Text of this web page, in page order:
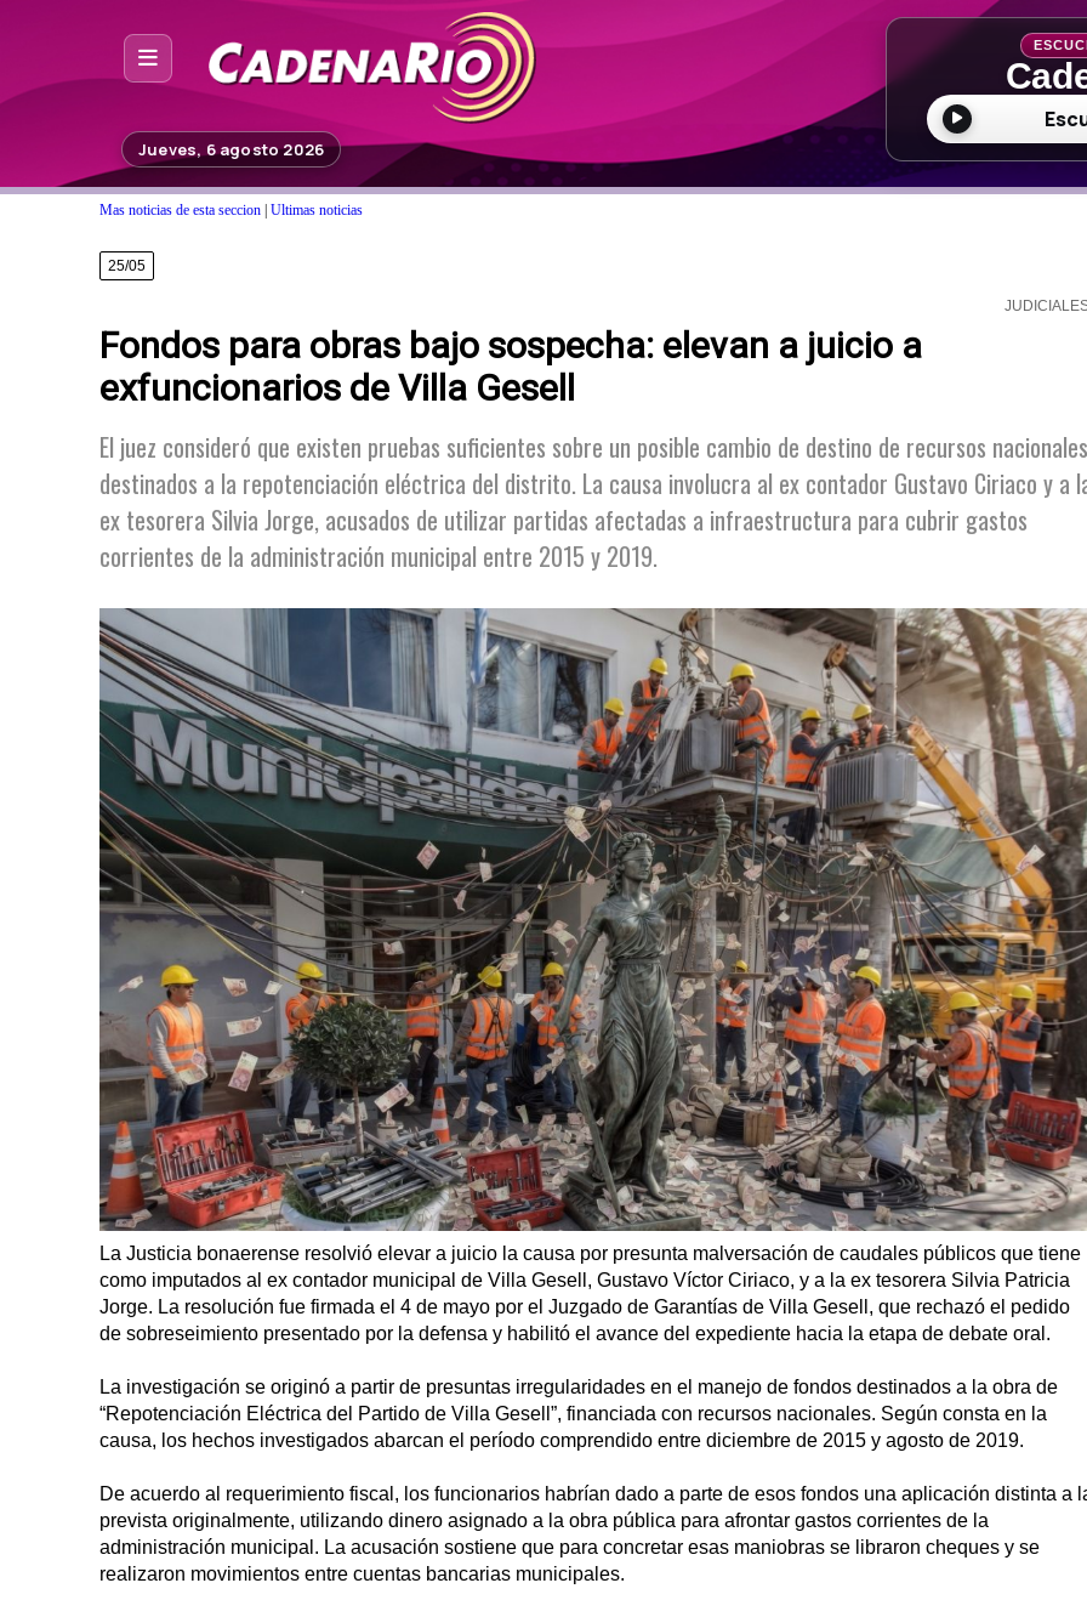
Noticias
Fuera de Foco
Programación
Contacto
Jueves, 6 agosto 2026
Mas noticias de esta seccion Ultimas noticias
25/05
Fondos para obras bajo sospecha: elevan a juicio a
exfuncionarios de Villa Gesell
El juez consideró que existen pruebas suficientes sobre un posible cambio de destino de recursos nacionales
destinados a la repotenciación eléctrica del distrito. La causa involucra al ex contador Gustavo Ciriaco y a
ex tesorera Silvia Jorge, acusados de utilizar partidas afectadas a infraestructura para cubrir gastos
corrientes de la administración municipal entre 2015 y 2019.
La Justicia bonaerense resolvió elevar a juicio la causa por presunta malversación de caudales públicos que tiene
como imputados al ex contador municipal de Villa Gesell, Gustavo Víctor Ciriaco, y a la ex tesorera Silvia Patricia
Jorge. La resolución fue firmada el 4 de mayo por el Juzgado de Garantías de Villa Gesell, que rechazó el pedido
de sobreseimiento presentado por la defensa y habilitó el avance del expediente hacia la etapa de debate oral.
La investigación se originó a partir de presuntas irregularidades en el manejo de fondos destinados a la obra de
“Repotenciación Eléctrica del Partido de Villa Gesell”, financiada con recursos nacionales. Según consta en la
causa, los hechos investigados abarcan el período comprendido entre diciembre de 2015 y agosto de 2019.
De acuerdo al requerimiento fiscal, los funcionarios habrían dado a parte de esos fondos una aplicación distinta a
prevista originalmente, utilizando dinero asignado a la obra pública para afrontar gastos corrientes de la
administración municipal. La acusación sostiene que para concretar esas maniobras se libraron cheques y se
realizaron movimientos entre cuentas bancarias municipales.